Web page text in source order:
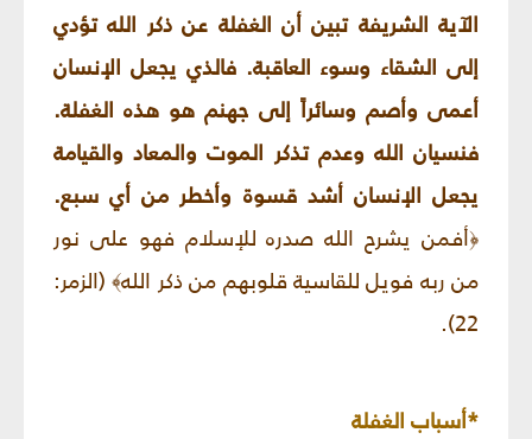
الآية الشريفة تبين أن الغفلة عن ذكر الله تؤدي
إلى الشقاء وسوء العاقبة. فالذي يجعل الإنسان
أعمى وأصم وسائراً إلى جهنم هو هذه الغفلة.
فنسيان الله وعدم تذكر الموت والمعاد والقيامة
يجعل الإنسان أشد قسوة وأخطر من أي سبع.
﴿أفمن يشرح الله صدره للإسلام فهو على نور
من ربه فويل للقاسية قلوبهم من ذكر الله﴾(الزمر:
22
).
*أسباب الغفلة